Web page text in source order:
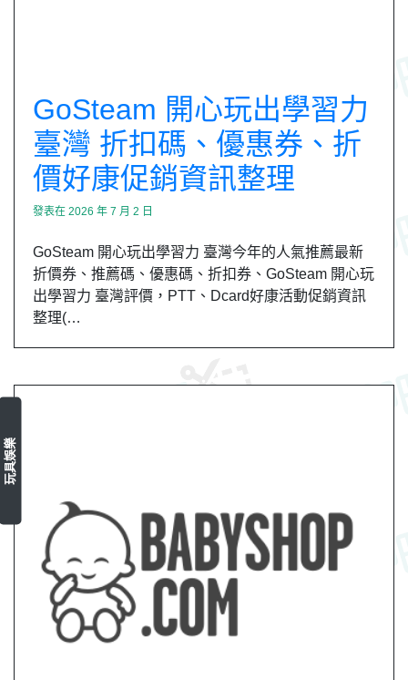
GoSteam 開心玩出學習力
臺灣 折扣碼、優惠券、折
價好康促銷資訊整理
發表在 2026 年 7 月 2 日
GoSteam 開心玩出學習力 臺灣今年的人氣推薦最新
折價券、推薦碼、優惠碼、折扣券、GoSteam 開心玩
出學習力 臺灣評價，PTT、Dcard好康活動促銷資訊
整理(…
玩具娛樂